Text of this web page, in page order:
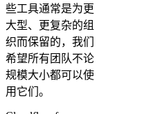
些工具通常是为更
大型、更复杂的组
织而保留的，我们
希望所有团队不论
规模大小都可以使
用它们。